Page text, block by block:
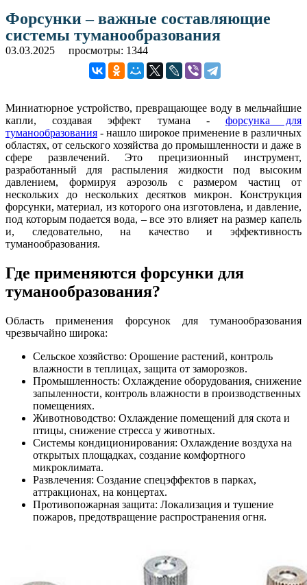
Форсунки – важные составляющие
системы туманообразования
03.03.2025 просмотры: 1344
Миниатюрное устройство, превращающее воду в мельчайшие
капли, создавая эффект тумана - форсунка для
туманообразования - нашло широкое применение в различных
областях, от сельского хозяйства до промышленности и даже в
сфере развлечений. Это прецизионный инструмент,
разработанный для распыления жидкости под высоким
давлением, формируя аэрозоль с размером частиц от
нескольких до нескольких десятков микрон. Конструкция
форсунки, материал, из которого она изготовлена, и давление,
под которым подается вода, – все это влияет на размер капель
и, следовательно, на качество и эффективность
туманообразования.
Где применяются форсунки для
туманообразования?
Область применения форсунок для туманообразования
чрезвычайно широка:
Сельское хозяйство: Орошение растений, контроль
влажности в теплицах, защита от заморозков.
Промышленность: Охлаждение оборудования, снижение
запыленности, контроль влажности в производственных
помещениях.
Животноводство: Охлаждение помещений для скота и
птицы, снижение стресса у животных.
Системы кондиционирования: Охлаждение воздуха на
открытых площадках, создание комфортного
микроклимата.
Развлечения: Создание спецэффектов в парках,
аттракционах, на концертах.
Противопожарная защита: Локализация и тушение
пожаров, предотвращение распространения огня.